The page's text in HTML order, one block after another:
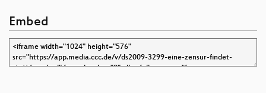
Embed